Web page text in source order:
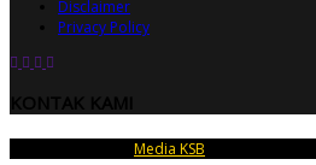
Disclaimer
Privacy Policy
KONTAK KAMI
Media KSB